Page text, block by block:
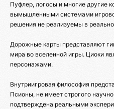
Пуфлер, логосы и многие другие
вымышленными системами
решения не реализуемы в
Дорожные карты представляют
мира во вселенной игры. Циоки
персонажами.
Внутриигровая философия
Псионы, не имеет строгого
подтверждена реальными